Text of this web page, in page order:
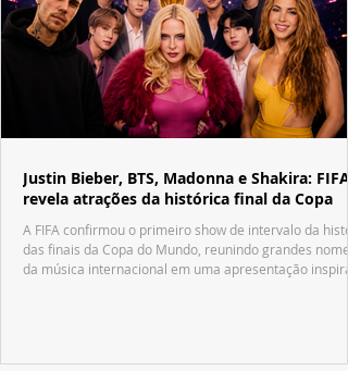
Justin Bieber, BTS, Madonna e Shakira: FIFA
revela atrações da histórica final da Copa
A FIFA confirmou o primeiro show de intervalo da
das finais da Copa do Mundo, reunindo grandes nomes
da música internacional em uma apresentação